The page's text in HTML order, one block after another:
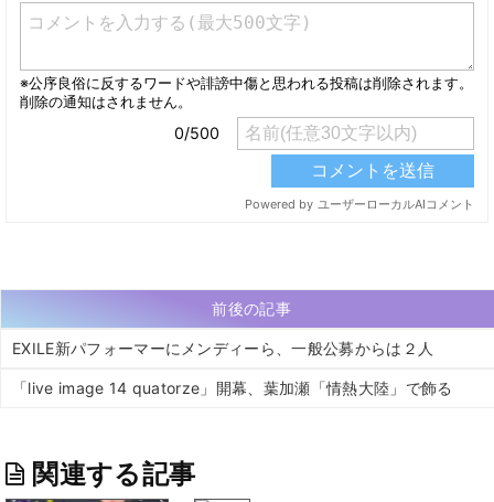
前後の記事
EXILE新パフォーマーにメンディーら、一般公募からは２人
「live image 14 quatorze」開幕、葉加瀬「情熱大陸」で飾る
関連する記事